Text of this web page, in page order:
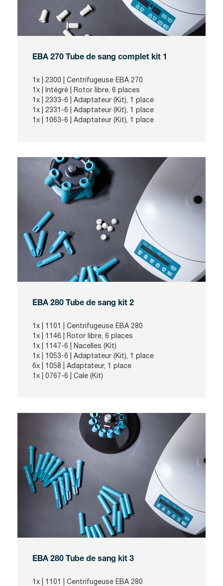
EBA 270 Tube de sang complet kit 1
1x | 2300 | Centrifugeuse EBA 270
1x | Intégré
| Rotor libre, 6 places
1x | 2333-6 | Adaptateur (Kit), 1 place
1x | 2331-6 | Adaptateur (Kit), 1 place
1x | 1063-6 | Adaptateur (Kit), 1 place
EBA 280 Tube de sang kit 2
1x | 1101
| Centrifugeuse EBA 280
1x | 1146 | Rotor libre, 6 places
1x | 1147-6 | Nacelles (Kit)
1x | 1053-6 | Adaptateur (Kit), 1 place
6x | 1058 | Adaptateur, 1 place
1x | 0767-6 | Cale (Kit)
EBA 280 Tube de sang kit 3
1x | 1101
| Centrifugeuse EBA 280